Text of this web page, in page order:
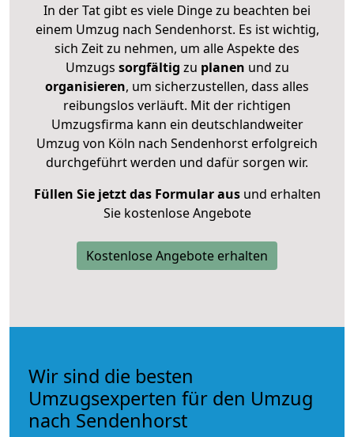
In der Tat gibt es viele Dinge zu beachten bei
einem Umzug nach Sendenhorst. Es ist wichtig,
sich Zeit zu nehmen, um alle Aspekte des
Umzugs sorgfältig zu planen und zu
organisieren, um sicherzustellen, dass alles
reibungslos verläuft. Mit der richtigen
Umzugsfirma kann ein deutschlandweiter
Umzug von Köln nach Sendenhorst erfolgreich
durchgeführt werden und dafür sorgen wir.
Füllen Sie jetzt das Formular ausund erhalten
Sie kostenlose Angebote
Kostenlose Angebote erhalten
Wir sind die besten
Umzugsexperten für den Umzug
nach Sendenhorst